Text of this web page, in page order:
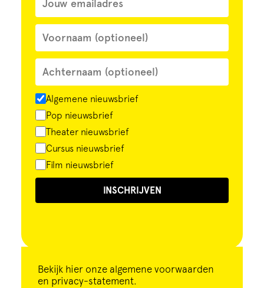
Algemene nieuwsbrief
Pop nieuwsbrief
Theater nieuwsbrief
Cursus nieuwsbrief
Film nieuwsbrief
INSCHRIJVEN
Bekijk hier onze algemene voorwaarden
en privacy-statement.